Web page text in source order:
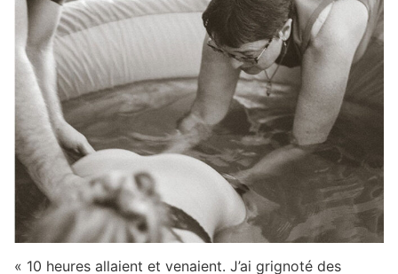
« 10 heures allaient et venaient. J’ai grignoté des